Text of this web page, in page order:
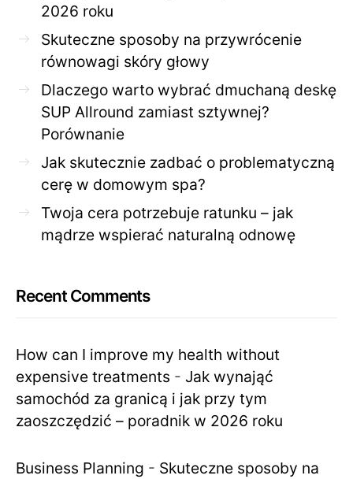
2026 roku
Skuteczne sposoby na przywrócenie
równowagi skóry głowy
Dlaczego warto wybrać dmuchaną deskę
SUP Allround zamiast sztywnej?
Porównanie
Jak skutecznie zadbać o problematyczną
cerę w domowym spa?
Twoja cera potrzebuje ratunku – jak
mądrze wspierać naturalną odnowę
Recent Comments
How can I improve my health without
expensive treatments - Jak wynająć
samochód za granicą i jak przy tym
zaoszczędzić – poradnik w 2026 roku
Business Planning - Skuteczne sposoby na